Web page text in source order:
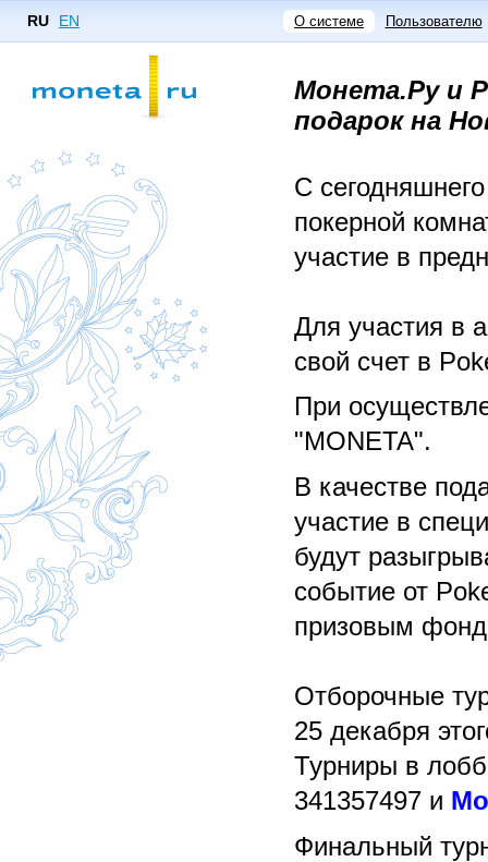
RU EN О системе Пользователю
Монета.Ру и
подарок на
С
покерной
участие в
Для участия в
свой счет в
При
"MONETA".
В качестве
участие в
будут
событие от
призовым
Отборочные
25 декабря
Турниры в
341357497 и
Финальный